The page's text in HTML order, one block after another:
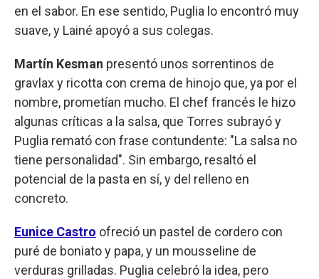
en el sabor. En ese sentido, Puglia lo encontró muy
suave, y Lainé apoyó a sus colegas.
Martín Kesman presentó unos sorrentinos de
gravlax y ricotta con crema de hinojo que, ya por el
nombre, prometían mucho. El chef francés le hizo
algunas críticas a la salsa, que Torres subrayó y
Puglia remató con frase contundente: "La salsa no
tiene personalidad". Sin embargo, resaltó el
potencial de la pasta en sí, y del relleno en
concreto.
Eunice Castro ofreció un pastel de cordero con
puré de boniato y papa, y un mousseline de
verduras grilladas. Puglia celebró la idea, pero